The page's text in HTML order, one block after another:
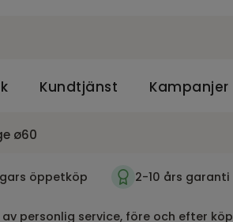
Kundtjänst Kampanjer
ø60
öppetköp 2-10 års garanti
personlig service, före och efter köp